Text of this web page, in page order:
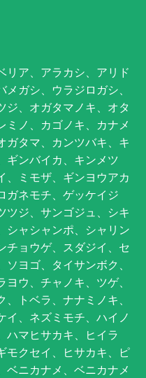
リア、アラカシ、アリド
ガシ、ウラジロガシ、
ジ、オガタマノキ、オタ
ミノ、カゴノキ、カナメ
ガタマ、カンツバキ、キ
ギンバイカ、キンメツ
、ミモザ、ギンヨウアカ
ガネモチ、ゲッケイジ
ツジ、サンゴジュ、シキ
シャシャンポ、シャリン
チョウゲ、スダジイ、セ
ヨゴ、タイサンボク、
ウ、チャノキ、ツゲ、
トベラ、ナナミノキ、
イ、ネズミモチ、ハイノ
ハマヒサカキ、ヒイラ
モクセイ、ヒサカキ、ピ
ベニカナメ、ベニカナメ